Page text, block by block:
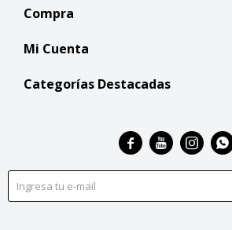
Compra
Mi Cuenta
Categorías Destacadas
   